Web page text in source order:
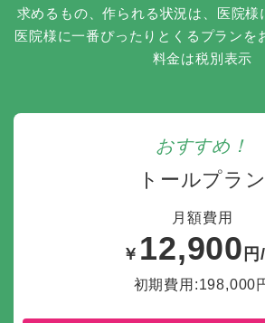
求めるもの、作られる状況は、医院様
医院様に一番ぴったりとくるプランを
料金は税別表示
おすすめ！
トールプラン
月額費用
￥ 12,900 円
初期費用:198,000